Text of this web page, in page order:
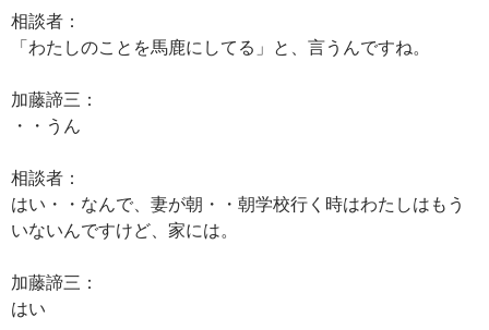
相談者：
「わたしのことを馬鹿にしてる」と、言うんですね。
加藤諦三：
・・うん
相談者：
はい・・なんで、妻が朝・・朝学校行く時はわたしはもう
いないんですけど、家には。
加藤諦三：
はい